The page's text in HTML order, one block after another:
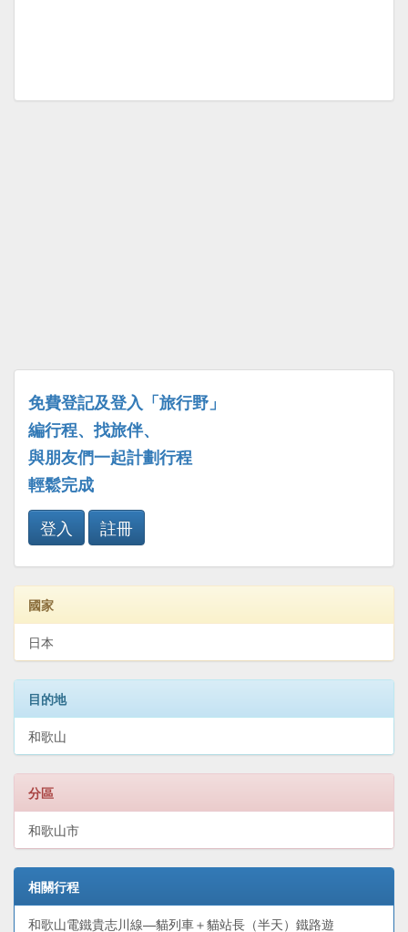
免費登記及登入「旅行野」
編行程、找旅伴、
與朋友們一起計劃行程
輕鬆完成
登入
註冊
國家
日本
目的地
和歌山
分區
和歌山市
相關行程
和歌山電鐵貴志川線—貓列車＋貓站長（半天）鐵路遊